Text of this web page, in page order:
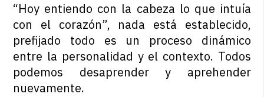
“Hoy entiendo con la cabeza lo que intuía
con el corazón”, nada está establecido,
prefijado todo es un proceso dinámico
entre la personalidad y el contexto. Todos
podemos desaprender y aprehender
nuevamente.